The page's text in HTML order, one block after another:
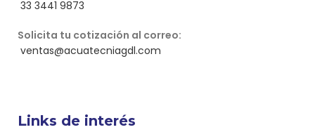
33 3441 9873
Solicita tu cotización al correo:
ventas@acuatecniagdl.com
Links de interés